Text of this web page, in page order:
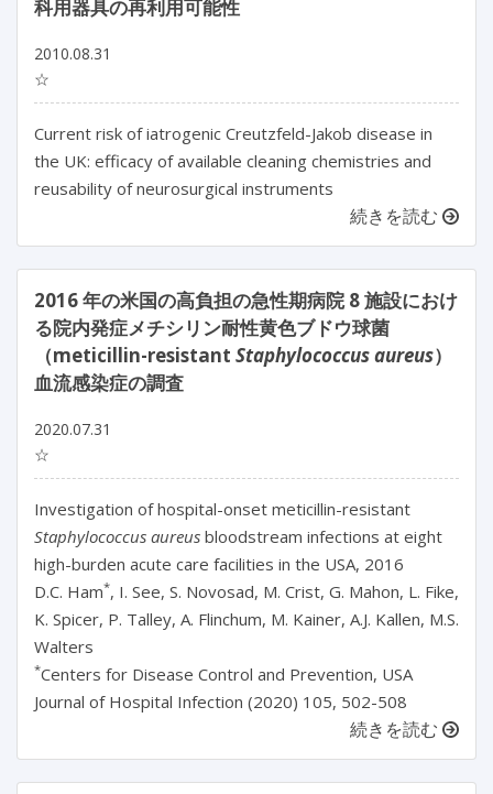
科用器具の再利用可能性
2010.08.31
☆
Current risk of iatrogenic Creutzfeld-Jakob disease in
the UK: efficacy of available cleaning chemistries and
reusability of neurosurgical instruments
続きを読む
2016 年の米国の高負担の急性期病院 8 施設におけ
る院内発症メチシリン耐性黄色ブドウ球菌
（meticillin-resistant Staphylococcus aureus）
血流感染症の調査
2020.07.31
☆
Investigation of hospital-onset meticillin-resistant
Staphylococcus aureus bloodstream infections at eight
high-burden acute care facilities in the USA, 2016
D.C. Ham*, I. See, S. Novosad, M. Crist, G. Mahon, L. Fike,
K. Spicer, P. Talley, A. Flinchum, M. Kainer, A.J. Kallen, M.S.
Walters
*Centers for Disease Control and Prevention, USA
Journal of Hospital Infection (2020) 105, 502-508
続きを読む